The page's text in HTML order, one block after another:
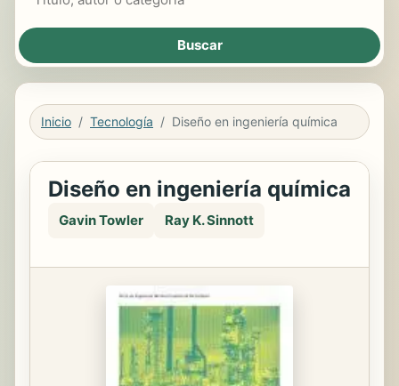
Inicio Tecnología Diseño en ingeniería química
Diseño en ingeniería química
Gavin Towler Ray K. Sinnott